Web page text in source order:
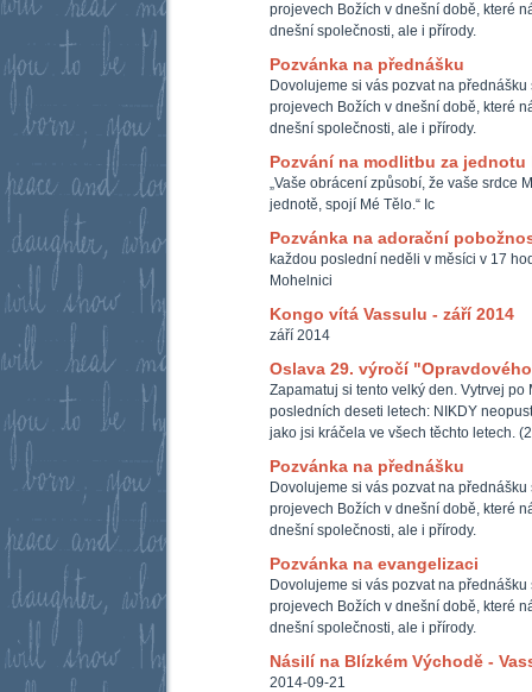
projevech Božích v dnešní době, které
dnešní společnosti, ale i přírody.
Pozvánka na přednášku
Dovolujeme si vás pozvat na
projevech Božích v dnešní době, které
dnešní společnosti, ale i přírody.
Pozvání na modlitbu za
„Vaše obrácení způsobí, že vaše srdce
jednotě, spojí Mé Tělo.“ Ic
Pozvánka na adorační
každou poslední neděli v měsíci v 17
Mohelnici
Kongo vítá Vassulu - září 2014
září 2014
Oslava 29. výročí
Zapamatuj si tento velký den. Vytrvej po
posledních deseti letech: NIKDY
jako jsi kráčela ve všech těchto letech.
Pozvánka na přednášku
Dovolujeme si vás pozvat na
projevech Božích v dnešní době, které
dnešní společnosti, ale i přírody.
Pozvánka na evangelizaci
Dovolujeme si vás pozvat na
projevech Božích v dnešní době, které
dnešní společnosti, ale i přírody.
Násilí na Blízkém Východě -
2014-09-21